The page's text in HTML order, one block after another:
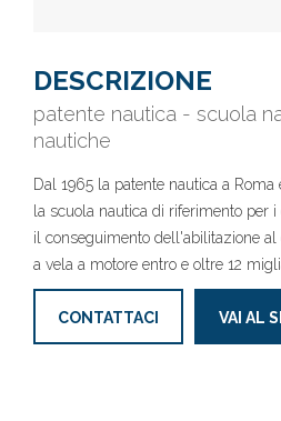
DESCRIZIONE
patente nautica - scuola
nautiche
Dal 1965 la patente nautica a
la scuola nautica di riferimento per
il conseguimento dell'abilitazione
a vela a motore entro e oltre 12
CONTATTACI VAI AL